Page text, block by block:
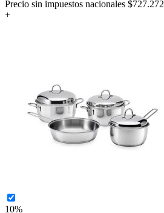
Precio sin impuestos nacionales $727.272
+
10%